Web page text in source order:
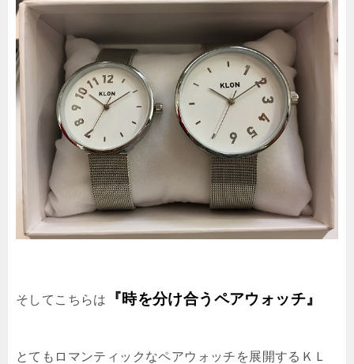
そしてこちらは 『時を分け合うペアウォッチ』
とてもロマンティックなペアウォッチを展開するＫＬ